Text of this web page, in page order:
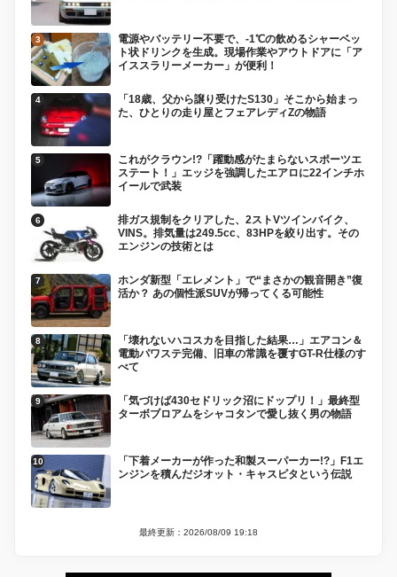
電源やバッテリー不要で、-1℃の飲めるシャーベッ
ト状ドリンクを生成。現場作業やアウトドアに「ア
イススラリーメーカー」が便利！
「18歳、父から譲り受けたS130」そこから始まっ
た、ひとりの走り屋とフェアレディZの物語
これがクラウン!?「躍動感がたまらないスポーツエ
ステート！」エッジを強調したエアロに22インチホ
イールで武装
排ガス規制をクリアした、2ストVツインバイク、
VINS。排気量は249.5cc、83HPを絞り出す。その
エンジンの技術とは
ホンダ新型「エレメント」で“まさかの観音開き”復
活か？ あの個性派SUVが帰ってくる可能性
「壊れないハコスカを目指した結果…」エアコン＆
電動パワステ完備、旧車の常識を覆すGT-R仕様のす
べて
「気づけば430セドリック沼にドップリ！」最終型
ターボブロアムをシャコタンで愛し抜く男の物語
「下着メーカーが作った和製スーパーカー!?」F1エ
ンジンを積んだジオット・キャスピタという伝説
最終更新：2026/08/09 19:18